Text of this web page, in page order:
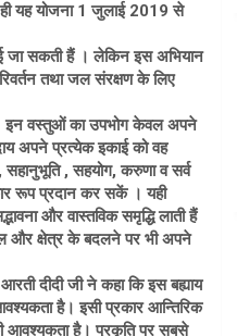
यह योजना 1 जुलाई 2019 से
जा सकती हैं । लेकिन इस अभियान
तथा जल संरक्षण के लिए
इन वस्तुओं का उपभोग केवल अपने
अपने प्रत्येक इकाई को वह
, सहयोग, करुणा व सर्व
रूप प्रदान कर सकें । यही
और वास्तविक समृद्धि लाती हैं
और क्षेत्र के बदलने पर भी अपने
दीदी जी ने कहा कि इस बह्याय
है। इसी प्रकार आन्तिरिक
आवश्यकता है। प्रकृति पर सबसे